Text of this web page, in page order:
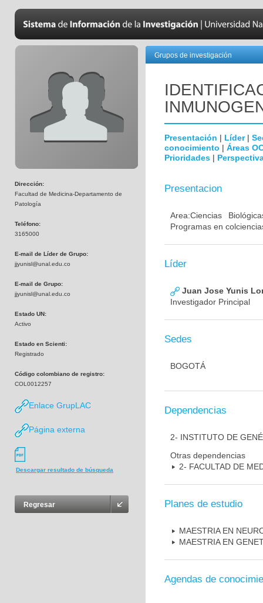
Dirección:
Facultad de Medicina-Departamento de
Patología
Teléfono:
3165000
E-mail de Líder de Grupo:
jjyunisl@unal.edu.co
E-mail de Grupo:
jjyunisl@unal.edu.co
Estado UN:
Activo
Estado en Scienti:
Registrado
Código colombiano de registro:
COL0012257
Enlace GrupLAC
Página externa
Descargar resultado de búsqueda
Regresar
Grupos de investigación
Presentación | Líder|
conocimiento | Áreas
Prioridades |
Presentacion
Area:Ciencias
Programas en
Líder
Juan Jose Yunis
Investigador Principal
Sedes
BOGOTÁ
Dependencias
2- INSTITUTO DE
Otras dependencias
2- FACULTAD DE
Planes de estudio
MAESTRIA EN
MAESTRIA EN
Agendas de